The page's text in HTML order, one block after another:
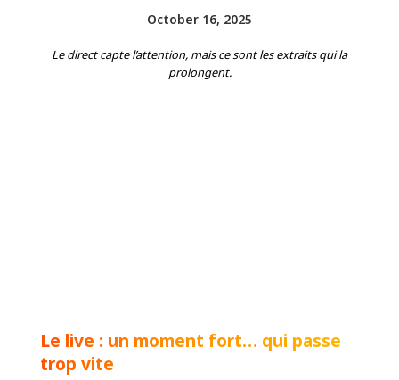
October 16, 2025
Le direct capte l’attention, mais ce sont les extraits qui la
prolongent.
Le live : un moment fort… qui passe
trop vite